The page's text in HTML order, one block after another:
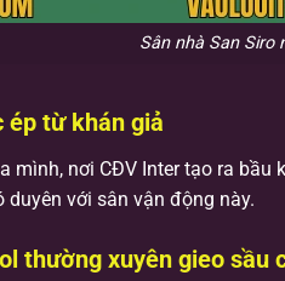
Sân nhà San Siro
ép từ khán giả
mình, nơi CĐV Inter tạo ra
với sân vận động này.
thường xuyên gieo sầu